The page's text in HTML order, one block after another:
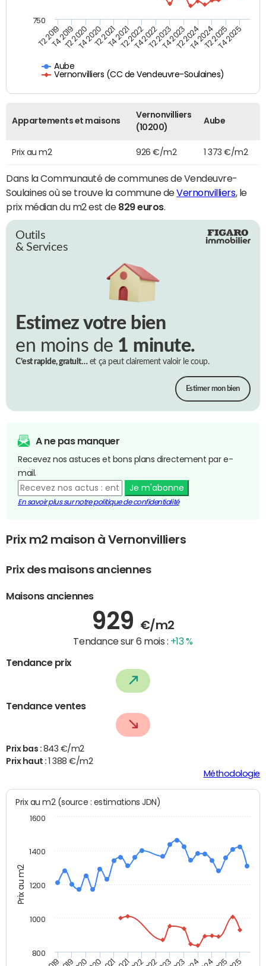
Aube
Vernonvilliers (CC de Vendeuvre-Soulaines)
T2 2019T4 2019T2 2020T4 2020T2 2021T4 2021T2 2022T4 2022T2 2023T4 2023T2 2024T4 2024T2 2025T4 2025
750
Appartements et maisons
Vernonvilliers
(10200)
Aube
Prix au m2 926 €/m2 1 373 €/m2
Dans la Communauté de communes de Vendeuvre-
Soulaines où se trouve la commune deVernonvilliers, le
prix médian du m2 est de 829 euros.
Outils
& Services
Estimez votre bien
en moins de 1 minute.
C’est rapide, gratuit…et ça peut clairement valoir le coup.
Estimer mon bien
A ne pas manquer
Recevez nos astuces et bons plans directement par e-
mail.
Je m'abonne
En savoir plus sur notre politique de confidentialité
Prix m2 maison à Vernonvilliers
Prix des maisons anciennes
Maisons anciennes
929 €/m2
Tendance sur 6 mois : +13 %
Tendance prix
Tendance ventes
Prix bas : 843 €/m2
Prix haut :
1 388 €/m2
Méthodologie
Prix au m2
Prix au m2 (source : estimations JDN)
800
1000
1200
1400
1600